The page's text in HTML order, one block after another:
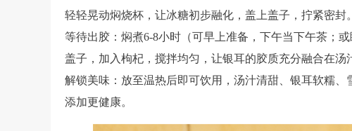
轻轻晃动焖烧杯，让冰糖初步融化，盖上盖子，拧紧密封。
等待出胶：焖煮6-8小时（可早上准备，下午当下午茶；
盖子，加入枸杞，搅拌均匀，让银耳的胶质充分融合在汤
解锁美味：放至温热后即可饮用，汤汁清甜、银耳软糯
添加更健康。